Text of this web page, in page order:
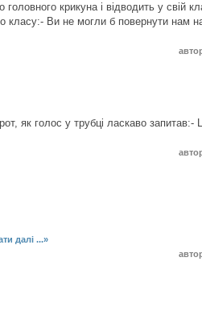
крикуна і відводить у свій
класу:- Ви не могли б повернути нам
як голос у трубці ласкаво запитав:-
далі ...»